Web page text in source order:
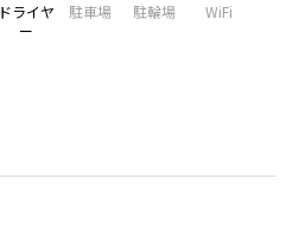
ドライヤ
ー
駐車場 駐輪場 WiFi